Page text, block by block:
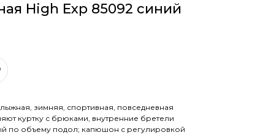
High Exp 85092 синий
зимняя, спортивная, повседневная
куртку с брюками, внутренние бретели
по объему подол; капюшон с регулировкой